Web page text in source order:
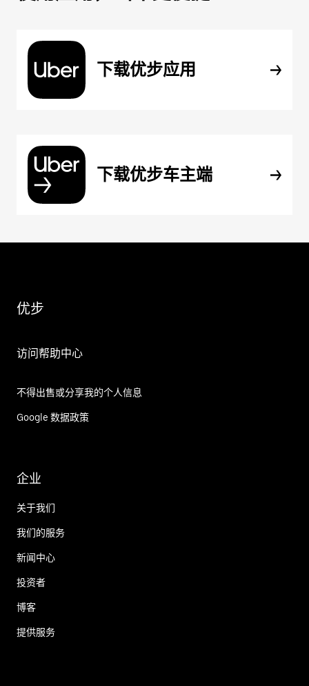
下载优步应用
下载优步车主端
优步
访问帮助中心
不得出售或分享我的个人信息
Google 数据政策
企业
关于我们
我们的服务
新闻中心
投资者
博客
提供服务